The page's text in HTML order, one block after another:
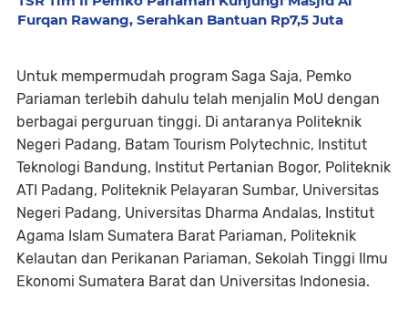
Furqan Rawang, Serahkan Bantuan Rp7,5 Juta
Untuk mempermudah program Saga Saja, Pemko
Pariaman terlebih dahulu telah menjalin MoU dengan
berbagai perguruan tinggi. Di antaranya Politeknik
Negeri Padang, Batam Tourism Polytechnic, Institut
Teknologi Bandung, Institut Pertanian Bogor, Politeknik
ATI Padang, Politeknik Pelayaran Sumbar, Universitas
Negeri Padang, Universitas Dharma Andalas, Institut
Agama Islam Sumatera Barat Pariaman, Politeknik
Kelautan dan Perikanan Pariaman, Sekolah Tinggi Ilmu
Ekonomi Sumatera Barat dan Universitas Indonesia.